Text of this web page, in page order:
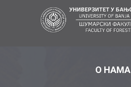
О НАМА